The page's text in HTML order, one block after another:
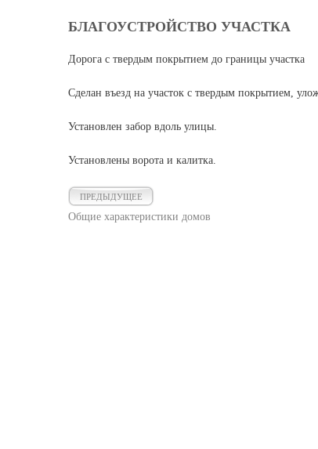
БЛАГОУСТРОЙСТВО УЧАСТКА
Дорога с твердым покрытием до границы участка
Сделан въезд на участок с твердым покрытием,
Установлен забор вдоль улицы.
Установлены ворота и калитка.
ПРЕДЫДУЩЕЕ
Общие характеристики домов